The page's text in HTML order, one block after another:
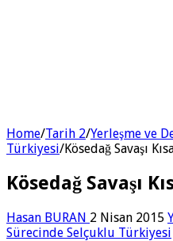
Home/Tarih 2/Yerleşme ve
Türkiyesi/Kösedağ Savaşı
Kösedağ Savaşı
Hasan BURAN 2 Nisan 2015
Sürecinde Selçuklu Türkiyesi